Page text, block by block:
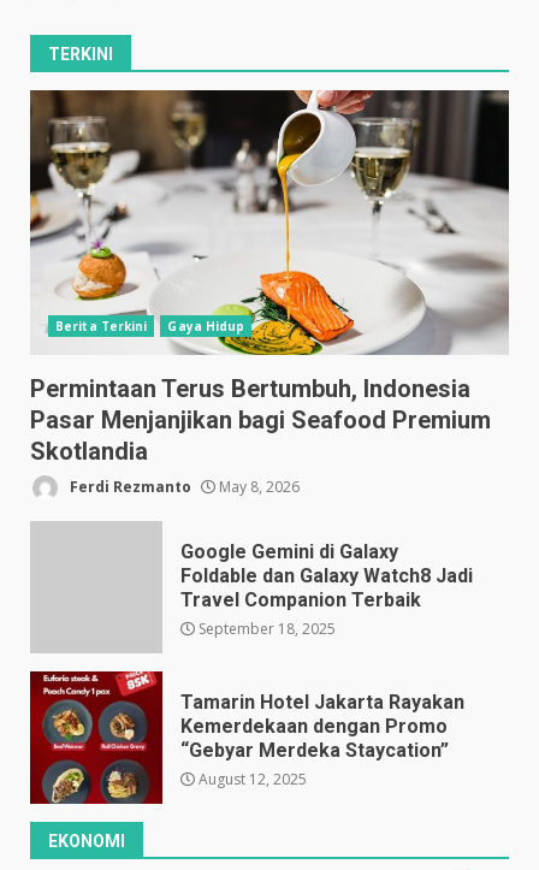
TERKINI
Berita Terkini Gaya Hidup
Permintaan Terus Bertumbuh, Indonesia
Pasar Menjanjikan bagi Seafood Premium
Skotlandia
Ferdi Rezmanto May 8, 2026
Google Gemini di Galaxy
Foldable dan Galaxy Watch8 Jadi
Travel Companion Terbaik
September 18, 2025
Tamarin Hotel Jakarta Rayakan
Kemerdekaan dengan Promo
“Gebyar Merdeka Staycation”
August 12, 2025
EKONOMI